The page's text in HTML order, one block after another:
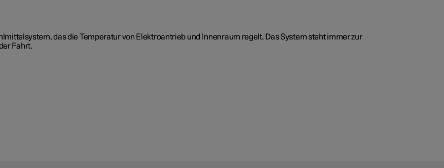
das die Temperatur von Elektroantrieb und Innenraum regelt. Das System steht immer zur
Fahrt.